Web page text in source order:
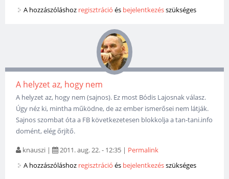
A hozzászóláshoz regisztráció és bejelentkezésszükséges
A helyzet az, hogy nem
A helyzet az, hogy nem (sajnos). Ez most Bódis Lajosnak válasz.
Úgy néz ki, mintha működne, de az ember ismerősei nem látják.
Sajnos szombat óta a FB következetesen blokkolja a tan-tani.info
domént, elég őrjítő.
knauszi | 2011. aug. 22. - 12:35 | Permalink
A hozzászóláshoz regisztráció és bejelentkezésszükséges